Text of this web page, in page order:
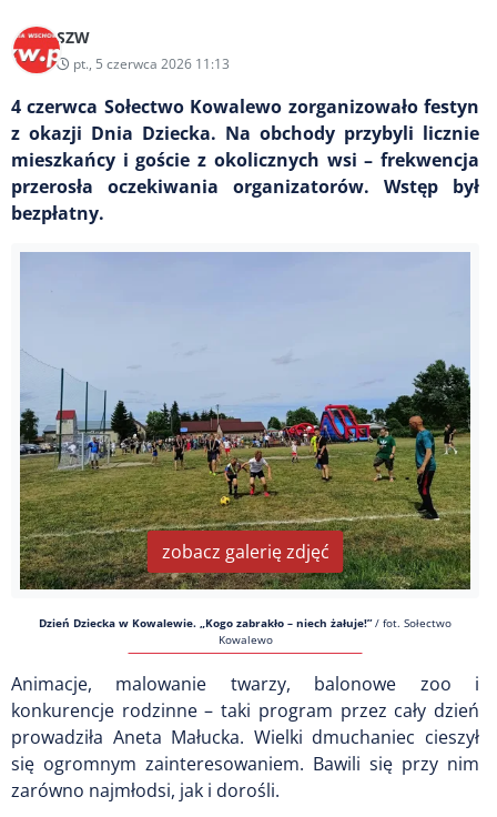
SZW
pt., 5 czerwca 2026 11:13
4 czerwca Sołectwo Kowalewo zorganizowało festyn
z okazji Dnia Dziecka. Na obchody przybyli licznie
mieszkańcy i goście z okolicznych wsi – frekwencja
przerosła oczekiwania organizatorów. Wstęp był
bezpłatny.
zobacz galerię zdjęć
Dzień Dziecka w Kowalewie. „Kogo zabrakło – niech żałuje!”/ fot. Sołectwo
Kowalewo
Animacje, malowanie twarzy, balonowe zoo i
konkurencje rodzinne – taki program przez cały dzień
prowadziła Aneta Małucka. Wielki dmuchaniec cieszył
się ogromnym zainteresowaniem. Bawili się przy nim
zarówno najmłodsi, jak i dorośli.